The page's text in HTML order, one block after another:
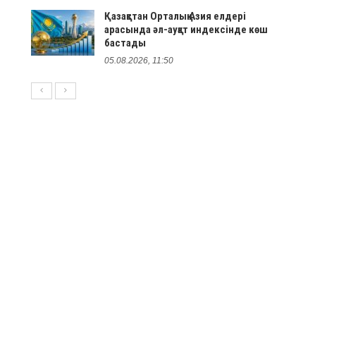
Қазақстан Орталық Азия елдері
арасында әл-ауқат индексінде көш
бастады
05.08.2026, 11:50